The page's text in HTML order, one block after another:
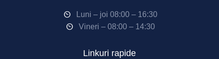
Luni – joi 08:00 – 16:30
Vineri – 08:00 – 14:30
Linkuri rapide